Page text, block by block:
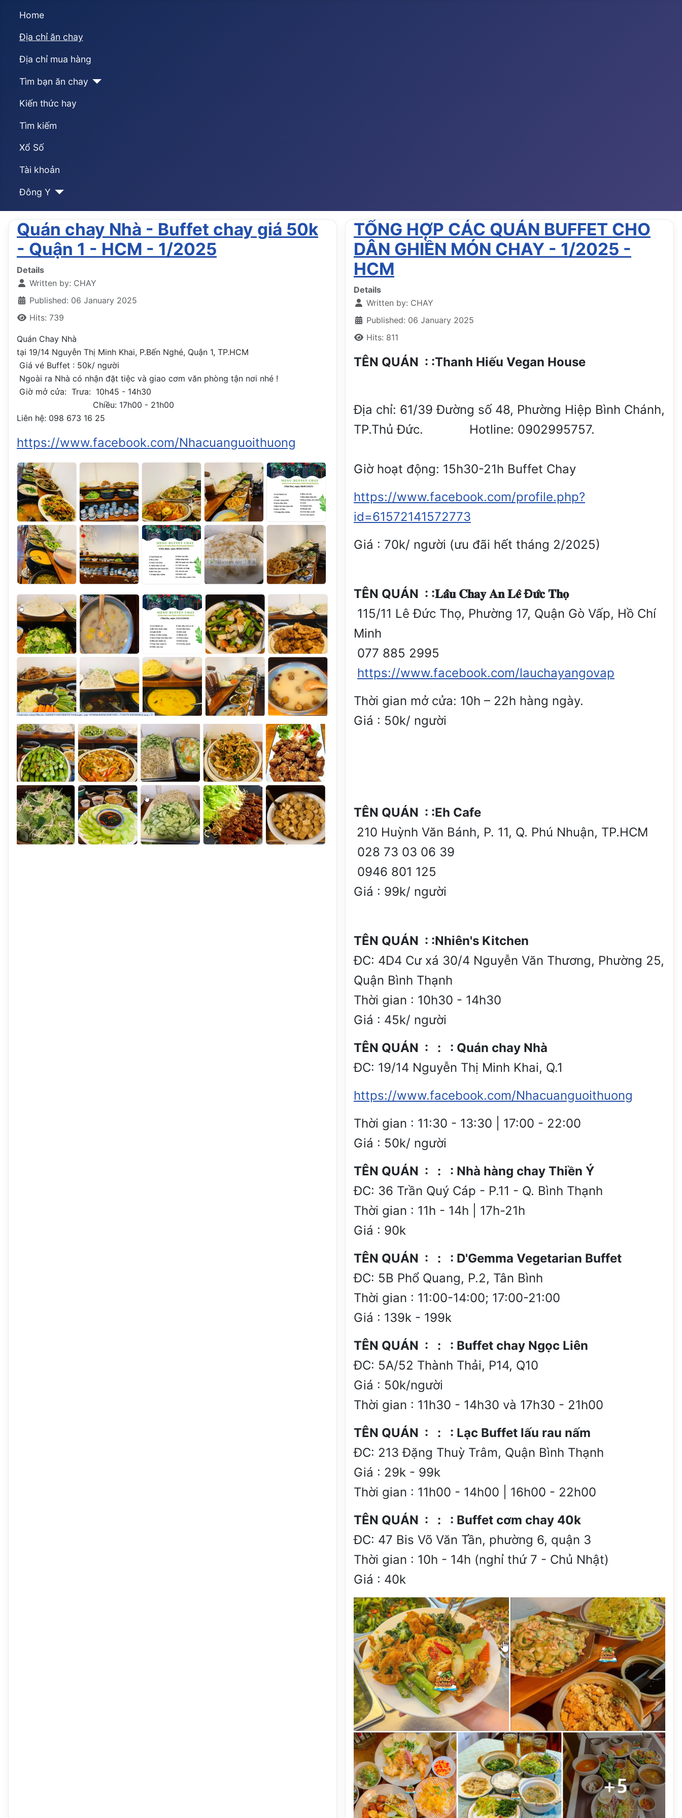
Home
Địa chỉ ăn chay
Địa chỉ mua hàng
Tìm bạn ăn chay
Kiến thức hay
Tìm kiếm
Xổ Số
Tài khoản
Đông Y
Quán chay Nhà - Buffet chay giá 50k
- Quận 1 - HCM - 1/2025
Details
Written by: CHAY
Published: 06 January 2025
Hits: 739
Quán Chay Nhà
tại 19/14 Nguyễn Thị Minh Khai, P.Bến Nghé, Quận 1, TP.HCM
Giá vé Buffet : 50k/ người
Ngoài ra Nhà có nhận đặt tiệc và giao cơm văn phòng tận nơi nhé !
Giờ mở cửa: Trưa: 10h45 - 14h30
Chiều: 17h00 - 21h00
Liên hệ: 098 673 16 25
https://www.facebook.com/Nhacuanguoithuong
TỔNG HỢP CÁC QUÁN BUFFET CHO
DÂN GHIỀN MÓN CHAY - 1/2025 -
HCM
Details
Written by: CHAY
Published: 06 January 2025
Hits: 811
TÊN QUÁN : :Thanh Hiếu Vegan House
Địa chỉ: 61/39 Đường số 48, Phường Hiệp Bình Chánh,
TP.Thủ Đức. Hotline: 0902995757.
Giờ hoạt động: 15h30-21h Buffet Chay
https://www.facebook.com/profile.php?
id=61572141572773
Giá : 70k/ người (ưu đãi hết tháng 2/2025)
TÊN QUÁN : :𝐋𝐚̂̉𝐮 𝐂𝐡𝐚𝐲 𝐀𝐧 𝐋𝐞̂ Đ𝐮̛́𝐜 𝐓𝐡𝐨̣
115/11 Lê Đức Thọ, Phường 17, Quận Gò Vấp, Hồ Chí
Minh
077 885 2995
https://www.facebook.com/lauchayangovap
Thời gian mở cửa: 10h – 22h hàng ngày.
Giá : 50k/ người
TÊN QUÁN : :Eh Cafe
210 Huỳnh Văn Bánh, P. 11, Q. Phú Nhuận, TP.HCM
028 73 03 06 39
0946 801 125
Giá : 99k/ người
TÊN QUÁN : :Nhiên's Kitchen
ĐC: 4D4 Cư xá 30/4 Nguyễn Văn Thương, Phường 25,
Quận Bình Thạnh
Thời gian : 10h30 - 14h30
Giá : 45k/ người
TÊN QUÁN : : : Quán chay Nhà
ĐC: 19/14 Nguyễn Thị Minh Khai, Q.1
https://www.facebook.com/Nhacuanguoithuong
Thời gian : 11:30 - 13:30 | 17:00 - 22:00
Giá : 50k/ người
TÊN QUÁN : : : Nhà hàng chay Thiền Ý
ĐC: 36 Trần Quý Cáp - P.11 - Q. Bình Thạnh
Thời gian : 11h - 14h | 17h-21h
Giá : 90k
TÊN QUÁN : : : D'Gemma Vegetarian Buffet
ĐC: 5B Phổ Quang, P.2, Tân Bình
Thời gian : 11:00-14:00; 17:00-21:00
Giá : 139k - 199k
TÊN QUÁN : : : Buffet chay Ngọc Liên
ĐC: 5A/52 Thành Thải, P14, Q10
Giá : 50k/người
Thời gian : 11h30 - 14h30 và 17h30 - 21h00
TÊN QUÁN : : : Lạc Buffet lấu rau nấm
ĐC: 213 Đặng Thuỳ Trâm, Quận Bình Thạnh
Giá : 29k - 99k
Thời gian : 11h00 - 14h00 | 16h00 - 22h00
TÊN QUÁN : : : Buffet cơm chay 40k
ĐC: 47 Bis Võ Văn Tần, phường 6, quận 3
Thời gian : 10h - 14h (nghỉ thứ 7 - Chủ Nhật)
Giá : 40k